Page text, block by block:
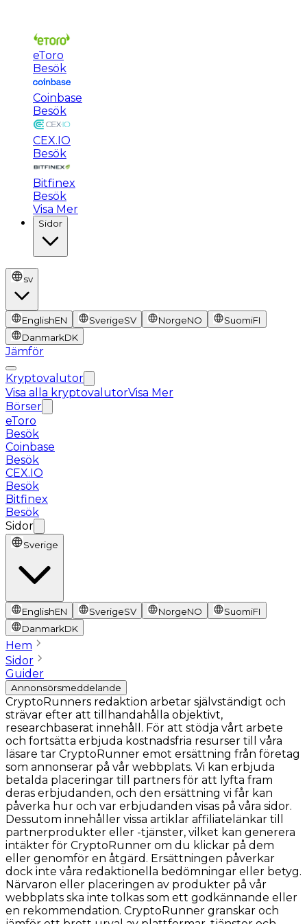
eToro
Besök
Coinbase
Besök
CEX.IO
Besök
Bitfinex
Besök
Visa Mer
Sidor
sv
EnglishEN SverigeSV NorgeNO SuomiFI
DanmarkDK
Jämför
Kryptovalutor
Visa alla kryptovalutorVisa Mer
Börser
eToro
Besök
Coinbase
Besök
CEX.IO
Besök
Bitfinex
Besök
Sidor
Sverige
EnglishEN SverigeSV NorgeNO SuomiFI
DanmarkDK
Hem
Sidor
Guider
Annonsörsmeddelande
CryptoRunners redaktion arbetar självständigt och
strävar efter att tillhandahålla objektivt,
researchbaserat innehåll. För att stödja vårt arbete
och fortsätta erbjuda kostnadsfria resurser till våra
läsare tar CryptoRunner emot ersättning från företag
som annonserar på vår webbplats. Vi kan erbjuda
betalda placeringar till partners för att lyfta fram
deras erbjudanden, och den ersättning vi får kan
påverka hur och var erbjudanden visas på våra sidor.
Dessutom innehåller vissa artiklar affiliatelänkar till
partnerprodukter eller -tjänster, vilket kan generera
intäkter för CryptoRunner om du klickar på dem
eller genomför en åtgärd. Ersättningen påverkar
dock inte våra redaktionella bedömningar eller betyg.
Närvaron eller placeringen av produkter på vår
webbplats ska inte tolkas som ett godkännande eller
en rekommendation. CryptoRunner granskar och